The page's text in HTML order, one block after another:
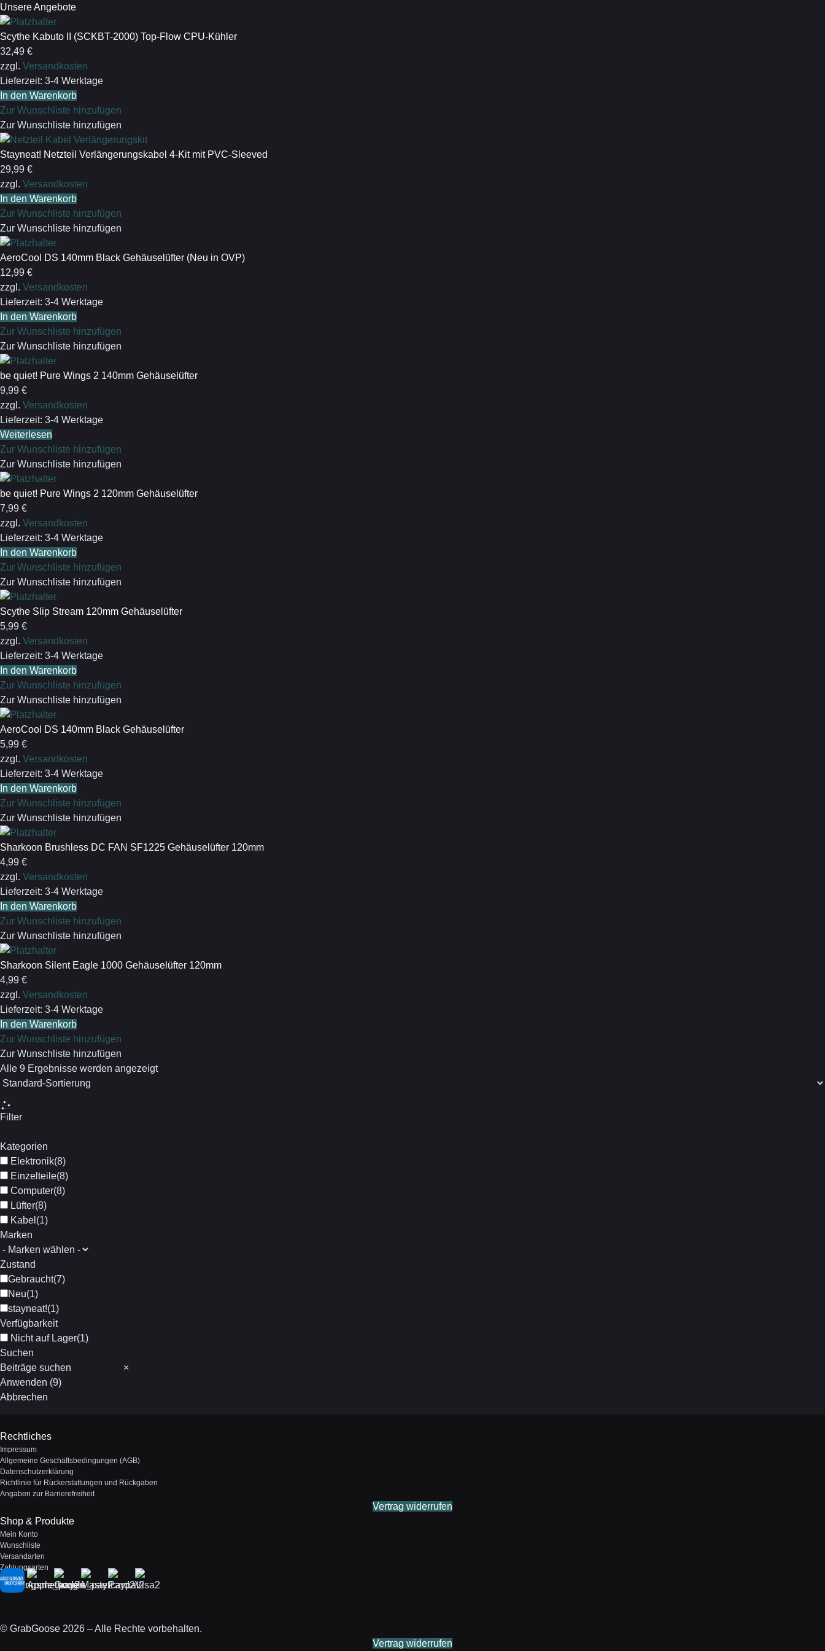
Unsere Angebote
Scythe Kabuto II (SCKBT-2000) Top-Flow CPU-Kühler
32,49 €
zzgl. Versandkosten
Lieferzeit: 3-4 Werktage
In den Warenkorb
Zur Wunschliste hinzufügen
Zur Wunschliste hinzufügen
Stayneat! Netzteil Verlängerungskabel 4-Kit mit PVC-Sleeved
29,99 €
zzgl. Versandkosten
In den Warenkorb
Zur Wunschliste hinzufügen
Zur Wunschliste hinzufügen
AeroCool DS 140mm Black Gehäuselüfter (Neu in OVP)
12,99 €
zzgl. Versandkosten
Lieferzeit: 3-4 Werktage
In den Warenkorb
Zur Wunschliste hinzufügen
Zur Wunschliste hinzufügen
be quiet! Pure Wings 2 140mm Gehäuselüfter
9,99 €
zzgl. Versandkosten
Lieferzeit: 3-4 Werktage
Weiterlesen
Zur Wunschliste hinzufügen
Zur Wunschliste hinzufügen
be quiet! Pure Wings 2 120mm Gehäuselüfter
7,99 €
zzgl. Versandkosten
Lieferzeit: 3-4 Werktage
In den Warenkorb
Zur Wunschliste hinzufügen
Zur Wunschliste hinzufügen
Scythe Slip Stream 120mm Gehäuselüfter
5,99 €
zzgl. Versandkosten
Lieferzeit: 3-4 Werktage
In den Warenkorb
Zur Wunschliste hinzufügen
Zur Wunschliste hinzufügen
AeroCool DS 140mm Black Gehäuselüfter
5,99 €
zzgl. Versandkosten
Lieferzeit: 3-4 Werktage
In den Warenkorb
Zur Wunschliste hinzufügen
Zur Wunschliste hinzufügen
Sharkoon Brushless DC FAN SF1225 Gehäuselüfter 120mm
4,99 €
zzgl. Versandkosten
Lieferzeit: 3-4 Werktage
In den Warenkorb
Zur Wunschliste hinzufügen
Zur Wunschliste hinzufügen
Sharkoon Silent Eagle 1000 Gehäuselüfter 120mm
4,99 €
zzgl. Versandkosten
Lieferzeit: 3-4 Werktage
In den Warenkorb
Zur Wunschliste hinzufügen
Zur Wunschliste hinzufügen
Alle 9 Ergebnisse werden angezeigtNach
Filter
Kategorien
Elektronik(8)
Einzelteile(8)
Computer(8)
Lüfter(8)
Kabel (1)
Marken
Zustand
Gebraucht(7)
Neu(1)
stayneat!(1)
Verfügbarkeit
Nicht auf Lager(1)
Suchen
Suchen
×
Anwenden (9)
Abbrechen
Rechtliches
Impressum
Allgemeine Geschäftsbedingungen (AGB)
Datenschutzerklärung
Richtlinie für Rückerstattungen und Rückgaben
Angaben zur Barrierefreiheit
Vertrag widerrufen
Shop & Produkte
Mein Konto
Wunschliste
Versandarten
Zahlungsarten
Zahlungsmethoden
© GrabGoose 2026 – Alle Rechte vorbehalten.
Vertrag widerrufen